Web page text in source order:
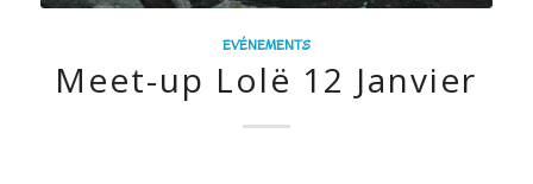
EVÉNEMENTS
Meet-up Lolë 12 Janvier